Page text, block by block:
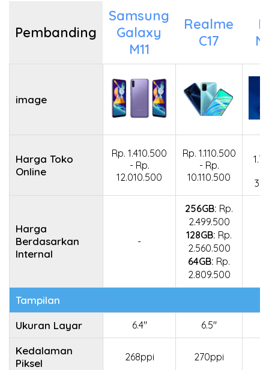
Pembanding
Samsung
Galaxy
M11
Realme
C17
image
Harga Toko
Online
Rp. 1.410.500
- Rp.
12.010.500
Rp. 1.110.500
- Rp.
10.110.500
Harga
Berdasarkan
Internal
-
256GB: Rp.
2.499.500
128GB: Rp.
2.560.500
64GB: Rp.
2.809.500
Tampilan
Ukuran Layar
6.4" 6.5"
Kedalaman
Piksel
268ppi 270ppi